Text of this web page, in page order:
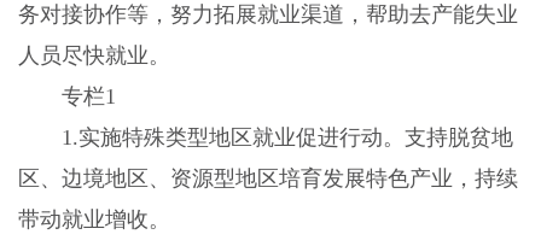
务对接协作等，努力拓展就业渠道，帮助去产能失业
人员尽快就业。
专栏1
1.实施特殊类型地区就业促进行动。支持脱贫地
区、边境地区、资源型地区培育发展特色产业，持续
带动就业增收。